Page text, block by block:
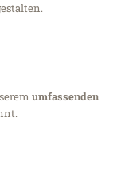
umfassenden